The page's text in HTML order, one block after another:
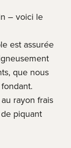
– voici le
est assurée
que nous
rayon frais
piquant